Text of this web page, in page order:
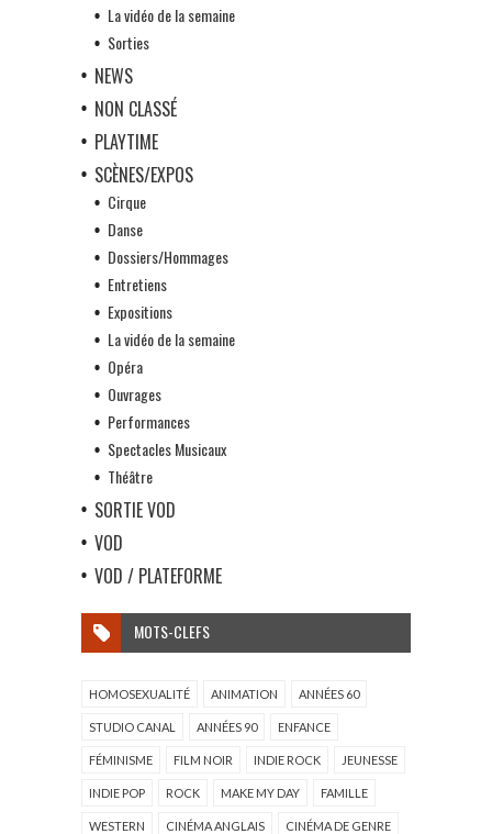
La vidéo de la semaine
Sorties
NEWS
NON CLASSÉ
PLAYTIME
SCÈNES/EXPOS
Cirque
Danse
Dossiers/Hommages
Entretiens
Expositions
La vidéo de la semaine
Opéra
Ouvrages
Performances
Spectacles Musicaux
Théâtre
SORTIE VOD
VOD
VOD / PLATEFORME
MOTS-CLEFS
HOMOSEXUALITÉ ANIMATION ANNÉES 60
STUDIO CANAL ANNÉES 90 ENFANCE
FÉMINISME FILM NOIR INDIE ROCK JEUNESSE
INDIE POP ROCK MAKE MY DAY FAMILLE
WESTERN CINÉMA ANGLAIS CINÉMA DE GENRE